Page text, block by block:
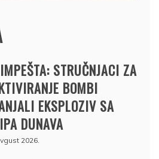
STRUČNJACI ZA
BOMBI
EKSPLOZIV SA
DUNAVA
2026.